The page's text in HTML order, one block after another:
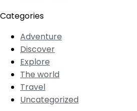
Categories
Adventure
Discover
Explore
The world
Travel
Uncategorized